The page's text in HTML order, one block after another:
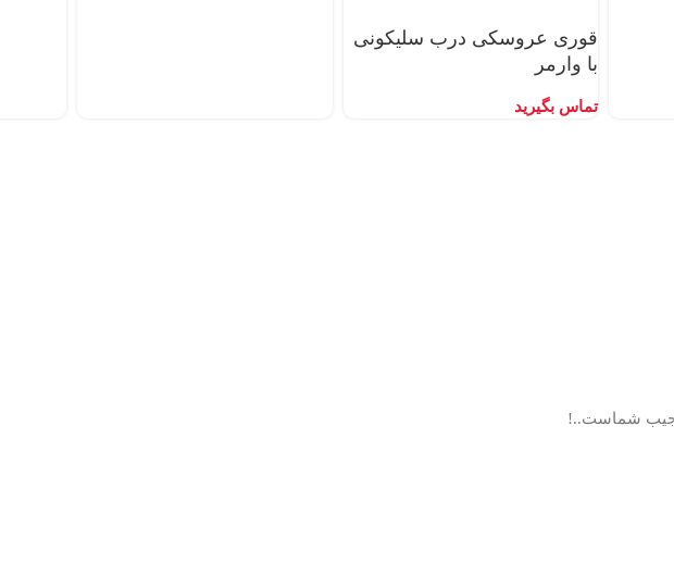
قوری عروسکی درب سلیکونی
با وارمر
تماس بگیرید
جیب شماست..!